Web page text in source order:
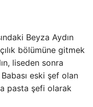
Beyza Aydın
bölümüne gitmek
liseden sonra
eski şef olan
pasta şefi olarak